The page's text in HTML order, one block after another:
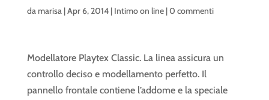
damarisa|Apr 6, 2014| Intimo on line|0 commenti
Modellatore Playtex Classic. La linea assicura un
controllo deciso e modellamento perfetto. Il
pannello frontale contiene l’addome e la speciale